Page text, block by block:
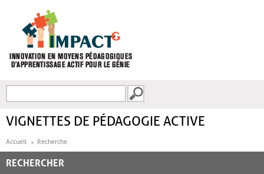
FORMULAIRE DE
VIGNETTES DE PÉDAGOGIE ACTIVE
Accueil Recherche
RECHERCHER